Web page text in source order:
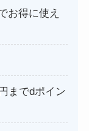
お得に使え
までdポイン